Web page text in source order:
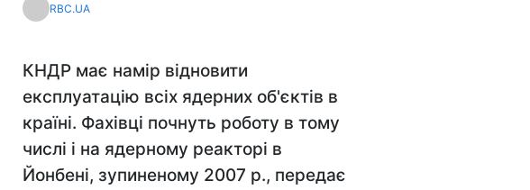
RBC.UA
КНДР має намір відновити
експлуатацію всіх ядерних об'єктів в
країні. Фахівці почнуть роботу в тому
числі і на ядерному реакторі в
Йонбені, зупиненому 2007 р., передає